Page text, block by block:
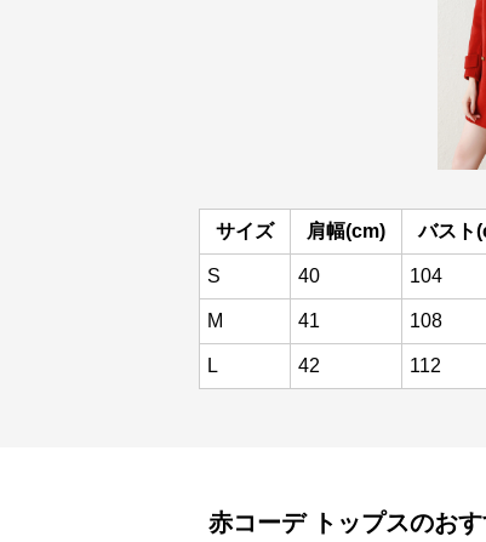
サイズ 肩幅(cm) バスト
S 40 104
M 41 108
L 42 112
赤コーデ トップスのお